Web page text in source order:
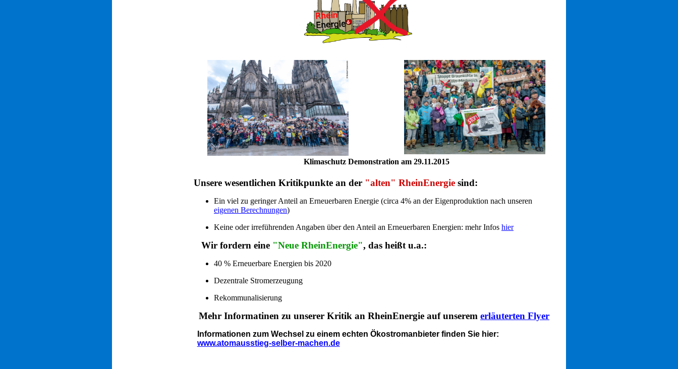
Klimaschutz Demonstration am 29.11.2015
Unsere wesentlichen Kritikpunkte an der "alten" RheinEnergie sind:
Ein viel zu geringer Anteil an Erneuerbaren Energie (circa 4% an der Eigenproduktion nach unseren
eigenen Berechnungen)
Keine oder irreführenden Angaben über den Anteil an Erneuerbaren Energien: mehr Infos hier
Wir fordern eine "Neue RheinEnergie", das heißt u.a.:
40 % Erneuerbare Energien bis 2020
Dezentrale Stromerzeugung
Rekommunalisierung
Mehr Informatinen zu unserer Kritik an RheinEnergie auf unserem erläuterten Flyer
Informationen zum Wechsel zu einem echten Ökostromanbieter finden Sie hier:
www.atomausstieg-selber-machen.de